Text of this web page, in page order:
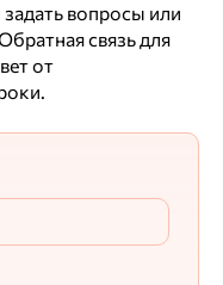
вопросы или
связь для
от